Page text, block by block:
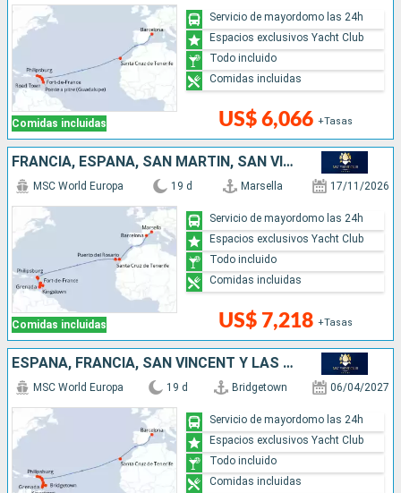
Comidas incluidas US$ 6,066 +Tasas
Servicio de mayordomo las 24h
Espacios exclusivos Yacht Club
Todo incluido
Comidas incluidas
FRANCIA, ESPAÑA, SAN MARTÍN, SAN VINCENT Y LAS GRANADINAS, BARBADOS, GRENADA
Comidas incluidas
MSC World Europa 19 d Marsella 17/11/2026
US$ 7,218 +Tasas
Servicio de mayordomo las 24h
Espacios exclusivos Yacht Club
Todo incluido
Comidas incluidas
ESPAÑA, FRANCIA, SAN VINCENT Y LAS GRANADINAS, ANTIGUA Y BARBUDA, REINO UNIDO, GRENADA, PAISES BAJOS, BARBADOS
MSC World Europa 19 d Bridgetown 06/04/2027
Servicio de mayordomo las 24h
Espacios exclusivos Yacht Club
Todo incluido
Comidas incluidas